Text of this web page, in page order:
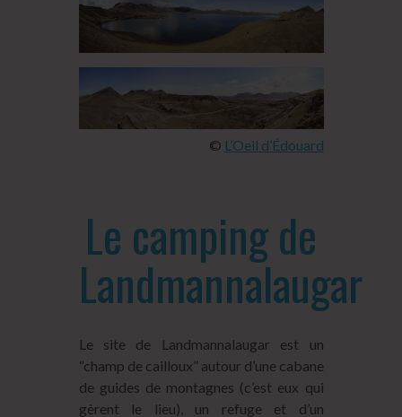
© L’Oeil d’Édouard
Le camping de
Landmannalaugar
Le site de Landmannalaugar est un
“champ de cailloux” autour d’une cabane
de guides de montagnes (c’est eux qui
gèrent le lieu), un refuge et d’un